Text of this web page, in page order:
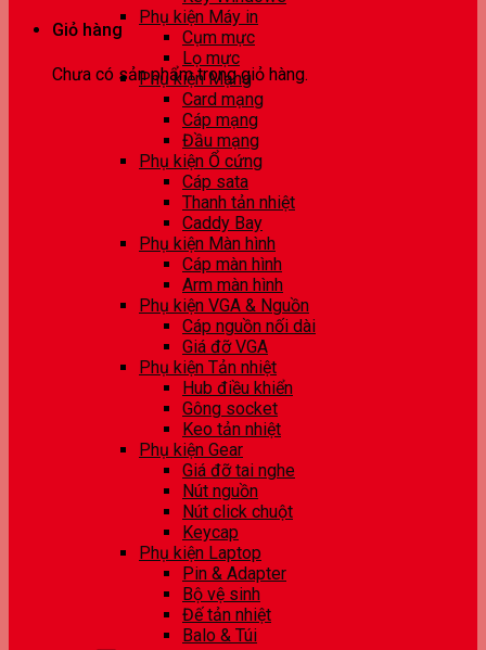
Giỏ hàng
Chưa có sản phẩm trong giỏ hàng.
Phụ kiện Máy in
Cụm mực
Lọ mực
Phụ kiện Mạng
Card mạng
Cáp mạng
Đầu mạng
Phụ kiện Ổ cứng
Cáp sata
Thanh tản nhiệt
Caddy Bay
Phụ kiện Màn hình
Cáp màn hình
Arm màn hình
Phụ kiện VGA & Nguồn
Cáp nguồn nối dài
Giá đỡ VGA
Phụ kiện Tản nhiệt
Hub điều khiển
Gông socket
Keo tản nhiệt
Phụ kiện Gear
Giá đỡ tai nghe
Nút nguồn
Nút click chuột
Keycap
Phụ kiện Laptop
Pin & Adapter
Bộ vệ sinh
Đế tản nhiệt
Balo & Túi